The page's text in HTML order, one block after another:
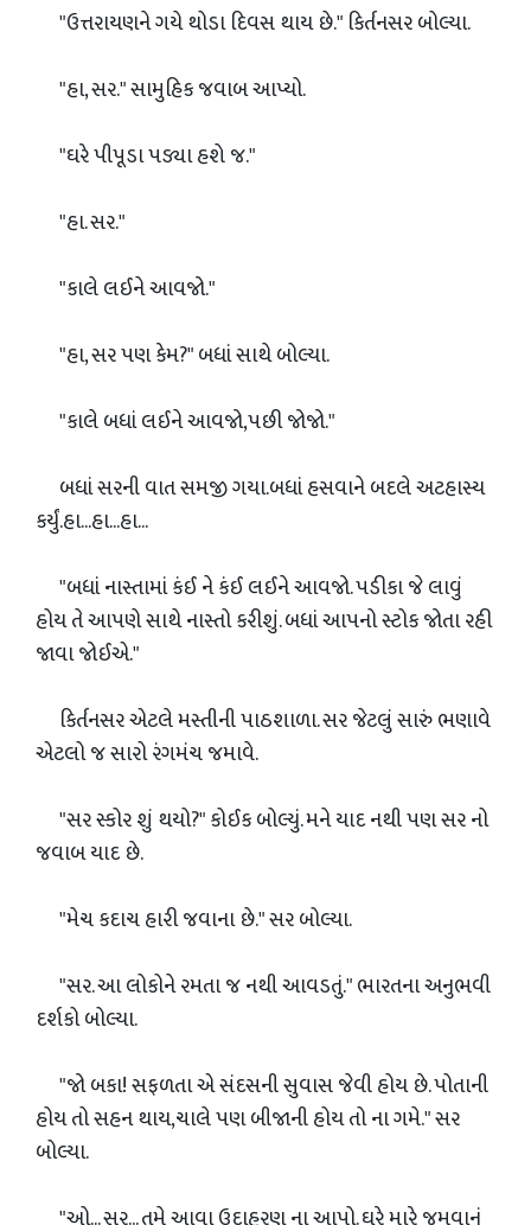
"ઉત્તરાયણને ગયે થોડા દિવસ થાય છે." કિર્તનસર બોલ્યા.
"હા, સર." સામુહિક જવાબ આપ્યો.
"ઘરે પીપૂડા પડ્યા હશે જ."
"હા. સર."
"કાલે લઈને આવજો."
"હા, સર પણ કેમ?" બધાં સાથે બોલ્યા.
"કાલે બધાં લઈને આવજો,પછી જોજો."
બધાં સરની વાત સમજી ગયા.બધાં હસવાને બદલે અટહાસ્ય
કર્યું.હા...હા...હા...
"બધાં નાસ્તામાં કંઈ ને કંઈ લઈને આવજો. પડીકા જે લાવું
હોય તે આપણે સાથે નાસ્તો કરીશું. બધાં આપનો સ્ટોક જોતા રહી
જાવા જોઈએ."
કિર્તનસર એટલે મસ્તીની પાઠશાળા. સર જેટલું સારું ભણાવે
એટલો જ સારો રંગમંચ જમાવે.
"સર સ્કોર શું થયો?" કોઈક બોલ્યું. મને યાદ નથી પણ સર નો
જવાબ યાદ છે.
"મેચ કદાચ હારી જવાના છે." સર બોલ્યા.
"સર. આ લોકોને રમતા જ નથી આવડતું." ભારતના અનુભવી
દર્શકો બોલ્યા.
"જો બકા! સફળતા એ સંદસની સુવાસ જેવી હોય છે. પોતાની
હોય તો સહન થાય,ચાલે પણ બીજાની હોય તો ના ગમે." સર
બોલ્યા.